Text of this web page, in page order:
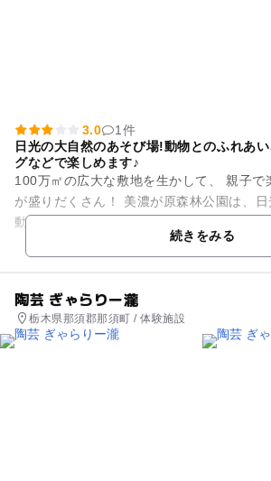
3.0
1件
日光の大自然のあそび場!動物とのふれあ
グなどで楽しめます♪
100万㎡の広大な敷地を生かして、 親子で
が盛りだくさん！ 美濃が原森林公園は、日光の大自然の中で、
動物とのふれあい、釣り堀、ハイキングな
続きをみる
陶芸 ぎゃらりー瀧
栃木県那須郡那須町 / 体験施設